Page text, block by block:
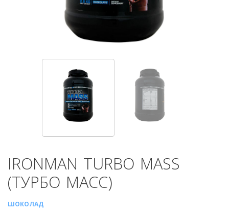
IRONMAN TURBO MASS
(ТУРБО МАСС)
ШОКОЛАД